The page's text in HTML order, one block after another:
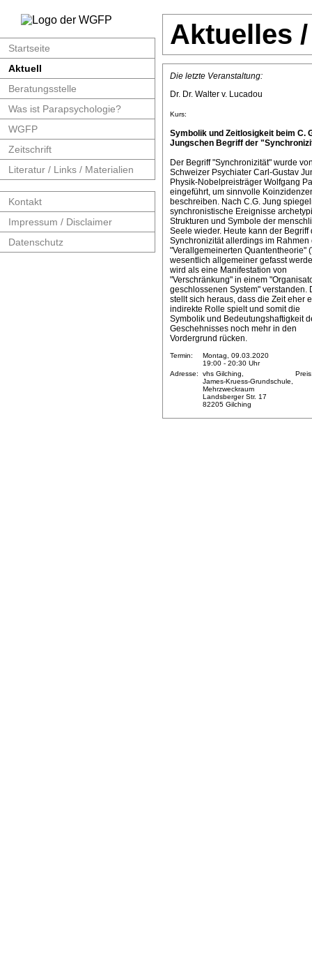
Startseite
Aktuell
Beratungsstelle
Was ist Parapsychologie?
WGFP
Zeitschrift
Literatur / Links / Materialien
Kontakt
Impressum / Disclaimer
Datenschutz
Aktuelles
Die letzte Veranstaltung:
Dr. Dr. Walter v. Lucadou
Kurs:
Symbolik und Zeitlosigkeit beim C.
Jungschen Begriff der
Der Begriff "Synchronizität" wurde
Schweizer Psychiater Carl-Gustav
Physik-Nobelpreisträger Wolfgang
eingeführt, um sinnvolle
beschreiben. Nach C.G. Jung
synchronistische Ereignisse
Strukturen und Symbole der
Seele wieder. Heute kann der Begriff
Synchronizität allerdings im Rahmen
"Verallgemeinerten Quantentheorie"
wesentlich allgemeiner gefasst
wird als eine Manifestation von
"Verschränkung" in einem
geschlossenen System" verstanden.
stellt sich heraus, dass die Zeit eher
indirekte Rolle spielt und somit die
Symbolik und Bedeutungshaftigkeit
Geschehnisses noch mehr in den
Vordergrund rücken.
Termin:
Montag, 09.03.2020
19:00 - 20:30 Uhr
Adresse:
vhs Gilching,
James-Kruess-Grundschule,
Mehrzweckraum
Landsberger Str. 17
82205 Gilching